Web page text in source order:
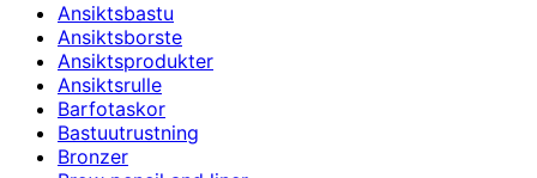
Ansiktsbastu
Ansiktsborste
Ansiktsprodukter
Ansiktsrulle
Barfotaskor
Bastuutrustning
Bronzer